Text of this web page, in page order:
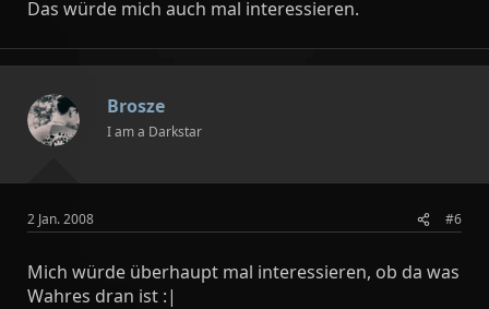
Das würde mich auch mal interessieren.
Brosze
I am a Darkstar
2 Jan. 2008 #6
Mich würde überhaupt mal interessieren, ob da was
Wahres dran ist :|